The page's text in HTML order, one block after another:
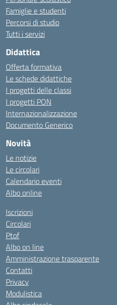
Famiglie e studenti
Percorsi di studio
Tutti i servizi
Didattica
Offerta formativa
Le schede didattiche
I progetti delle classi
I progetti PON
Internazionalizzazione
Documento Generico
Novità
Le notizie
Le circolari
Calendario eventi
Albo online
Iscrizioni
Circolari
Ptof
Albo on line
Amministrazione trasparente
Contatti
Privacy
Modulistica